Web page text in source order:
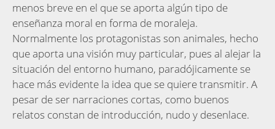
menos breve en el que se aporta algún tipo de
enseñanza moral en forma de moraleja.
Normalmente los protagonistas son animales, hecho
que aporta una visión muy particular, pues al alejar la
situación del entorno humano, paradójicamente se
hace más evidente la idea que se quiere transmitir. A
pesar de ser narraciones cortas, como buenos
relatos constan de introducción, nudo y desenlace.